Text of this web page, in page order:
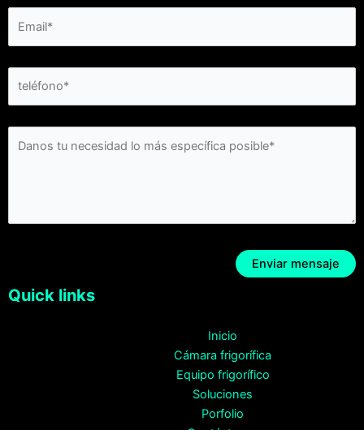
Quick links
Inicio
Cámara frigorífica
Equipo frigorífico
Soluciones
Porfolio